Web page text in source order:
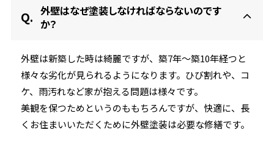
外壁はなぜ塗装しなければならないのです
か？
外壁は新築した時は綺麗ですが、築7年〜築10年経つと
様々な劣化が見られるようになります。ひび割れや、コ
ケ、雨汚れなど家が抱える問題は様々です。
美観を保つためというのももちろんですが、快適に、長
くお住まいいただくために外壁塗装は必要な修繕です。